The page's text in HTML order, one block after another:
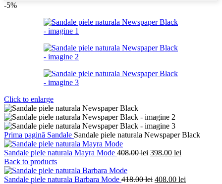
-5%
Click to enlarge
Prima pagină Sandale Sandale piele naturala Newspaper Black
Sandale piele naturala Mayra Mode 408.00lei Prețul
fost:
398.00 lei
398.00 lei.
Back to products
Sandale piele naturala Barbara Mode 418.00lei Prețul
408.00 lei